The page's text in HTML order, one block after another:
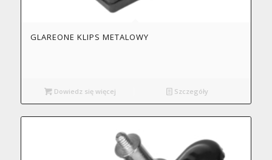
GLAREONE KLIPS METALOWY
Dowiedz się więcej Szczegóły